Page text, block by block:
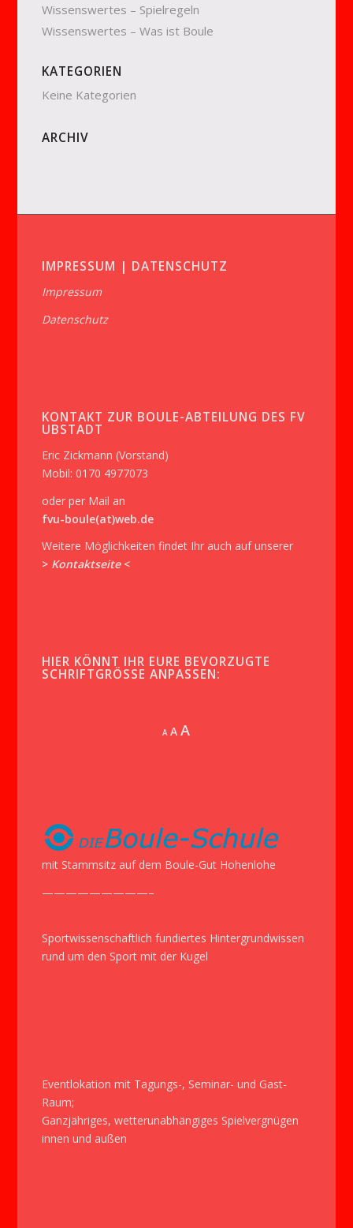
Wissenswertes – Spielregeln
Wissenswertes – Was ist Boule
KATEGORIEN
Keine Kategorien
ARCHIV
IMPRESSUM | DATENSCHUTZ
Impressum
Datenschutz
KONTAKT ZUR BOULE-ABTEILUNG DES FV
UBSTADT
Eric Zickmann (Vorstand)
Mobil: 0170 4977073
oder per Mail an
fvu-boule(at)web.de
Weitere Möglichkeiten findet Ihr auch auf unserer
> Kontaktseite <
HIER KÖNNT IHR EURE BEVORZUGTE
SCHRIFTGRÖSSE ANPASSEN:
A Decrease
AReset
AIncrease
mit Stammsitz auf dem Boule-Gut Hohenlohe
—————————–
Sportwissenschaftlich fundiertes Hintergrundwissen
rund um den Sport mit der Kugel
Eventlokation mit Tagungs-, Seminar- und Gast-
Raum;
Ganzjähriges, wetterunabhängiges Spielvergnügen
innen und außen